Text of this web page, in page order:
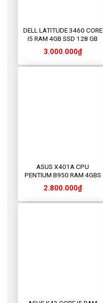
DELL LATITUDE 3460 CORE
I5 RAM 4GB SSD 128 GB
3.000.000₫
ASUS X401A CPU
PENTIUM B950 RAM 4GBS
2.800.000₫